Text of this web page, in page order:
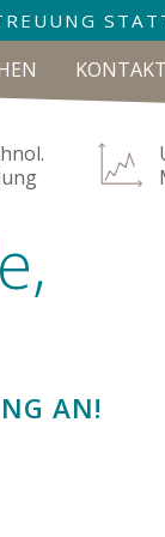
KONTAKT
AN!